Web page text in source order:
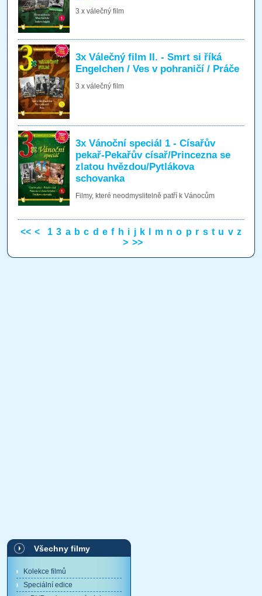
3 x válečný film
3x Válečný film II. - Smrt si říká
Engelchen / Ves v pohraničí / Práče
3 x válečný film
3x Vánoční speciál 1 - Císařův
pekař-Pekařův císař/Princezna se
zlatou hvězdou/Pytlákova
schovanka
Filmy, které neodmyslitelně patří k Vánocům
<< < 1 3 a b c d e f h i j k m n o p r s t u v z
> >>
Všechny filmy
Kolekce filmů
Speciální edice